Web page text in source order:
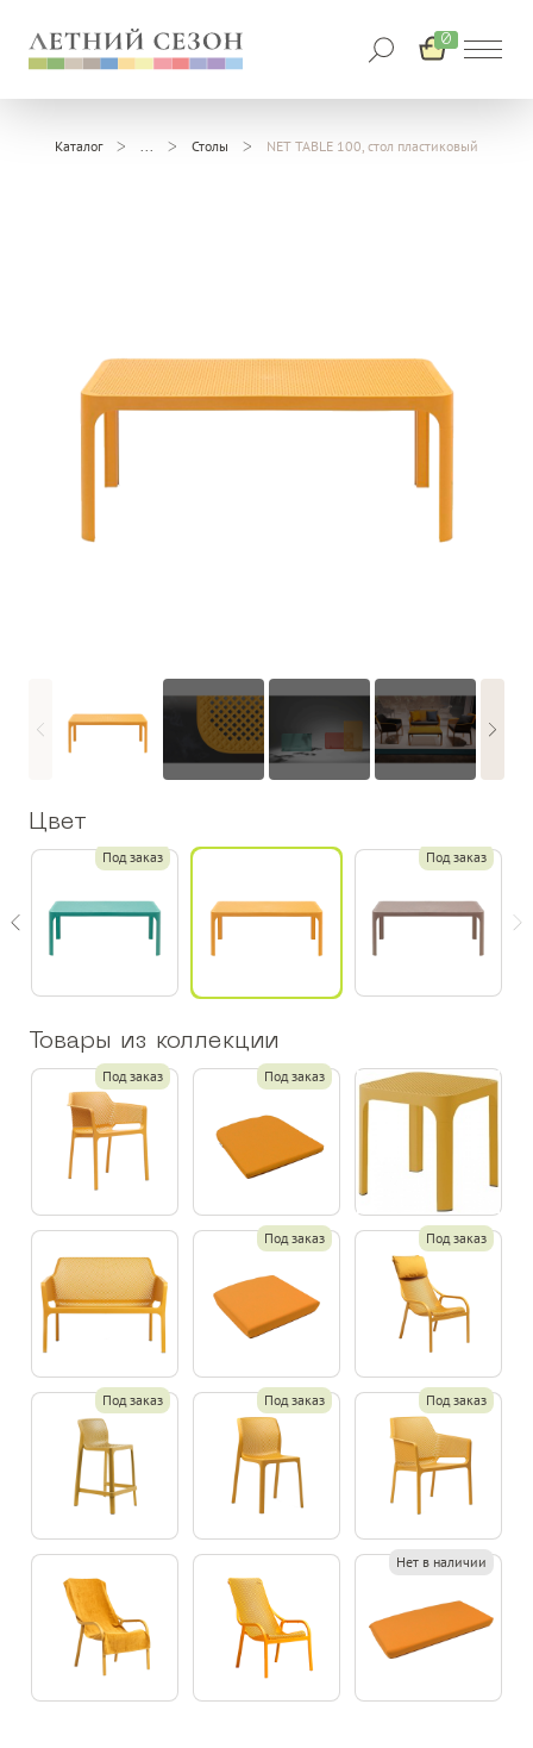
0
Каталог Столы NET TABLE 100, стол пластиковый
Цвет
Под заказ Под заказ
Товары из коллекции
Под заказ Под заказ
Под заказ Под заказ
Под заказ Под заказ Под заказ
Нет в наличии